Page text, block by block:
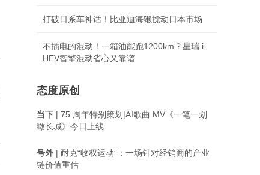
打破日系车神话！比亚迪海獭搅动日本市场
不插电的混动！一箱油能跑1200km？星瑞 i-
HEV智擎混动省心又靠谱
态度原创
当下 | 75 周年特别策划|AI歌曲 MV《一笔一划
瞰长城》今日上线
号外| 耐克“收权运动”：一场针对经销商的产业
链价值重估